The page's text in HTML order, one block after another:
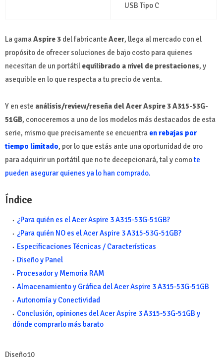
USB Tipo C
La gamaAspire 3 del fabricante Acer, llega al mercado con el
propósito de ofrecer soluciones de bajo costo para quienes
necesitan de un portátil equilibrado a nivel de prestaciones, y
asequible en lo que respecta a tu precio de venta.
Y en este análisis/review/reseña del Acer Aspire 3 A315-53G-
51GB, conoceremos a uno de los modelos más destacados de esta
serie, mismo que precisamente se encuentra en rebajas por
tiempo limitado, por lo que estás ante una oportunidad de oro
para adquirir un portátil que no te decepcionará, tal y comote
pueden asegurar quienes ya lo han comprado.
Índice
¿Para quién es el Acer Aspire 3 A315-53G-51GB?
¿Para quién NO es el Acer Aspire 3 A315-53G-51GB?
Especificaciones Técnicas / Características
Diseño y Panel
Procesador y Memoria RAM
Almacenamiento y Gráfica del Acer Aspire 3 A315-53G-51GB
Autonomía y Conectividad
Conclusión, opiniones del Acer Aspire 3 A315-53G-51GB y
dónde comprarlo más barato
Diseño10